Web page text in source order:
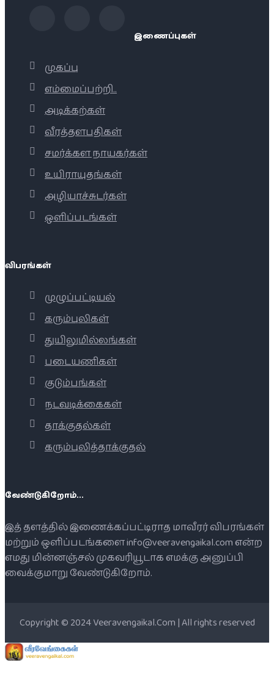
இணைப்புகள்
முகப்பு
எம்மைப்பற்றி..
அடிக்கற்கள்
வீரத்தளபதிகள்
சமர்க்கள நாயகர்கள்
உயிராயுதங்கள்
அழியாச்சுடர்கள்
ஒளிப்படங்கள்
விபரங்கள்
முழுப்பட்டியல்
கரும்புலிகள்
துயிலுமில்லங்கள்
படையணிகள்
குடும்பங்கள்
நடவடிக்கைகள்
தாக்குதல்கள்
கரும்புலித்தாக்குதல்
வேண்டுகிறோம்...
இத் தளத்தில் இணைக்கப்பட்டிராத மாவீரர் விபரங்கள்
மற்றும் ஒளிப்படங்களை info@veeravengaikal.com என்ற
எமது மின்னஞ்சல் முகவரியூடாக எமக்கு அனுப்பி
வைக்குமாறு வேண்டுகிறோம்.
Copyright © 2024 Veeravengaikal.Com | All rights reserved